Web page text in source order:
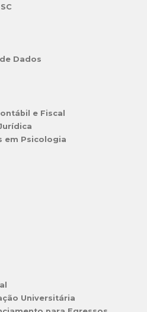
Dados
e Fiscal
em Psicologia
Universitária